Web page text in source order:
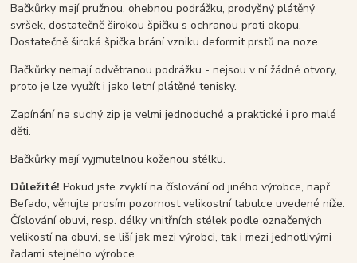
Bačkůrky mají pružnou, ohebnou podrážku, prodyšný plátěný
svršek, dostatečně širokou špičku s ochranou proti okopu.
Dostatečně široká špička brání vzniku deformit prstů na noze.
Bačkůrky nemají odvětranou podrážku - nejsou v ní žádné otvory,
proto je lze využít i jako letní plátěné tenisky.
Zapínání na suchý zip je velmi jednoduché a praktické i pro malé
děti.
Bačkůrky mají vyjmutelnou koženou stélku.
Důležité! Pokud jste zvyklí na číslování od jiného výrobce, např.
Befado, věnujte prosím pozornost velikostní tabulce uvedené níže.
Číslování obuvi, resp. délky vnitřních stélek podle označených
velikostí na obuvi, se liší jak mezi výrobci, tak i mezi jednotlivými
řadami stejného výrobce.